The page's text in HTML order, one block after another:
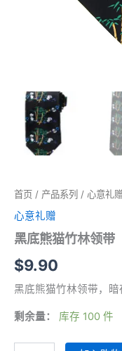
首页 / 产品系列 / 心意礼
心意礼赠
黑底熊猫竹林领带
$9.90
黑底熊猫竹林领带，暗
剩余量： 库存 100 件